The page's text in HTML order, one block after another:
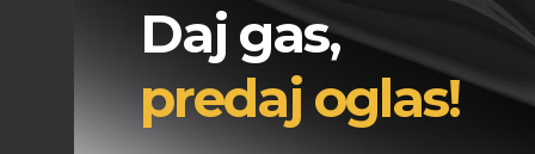
Daj gas,
predaj oglas!